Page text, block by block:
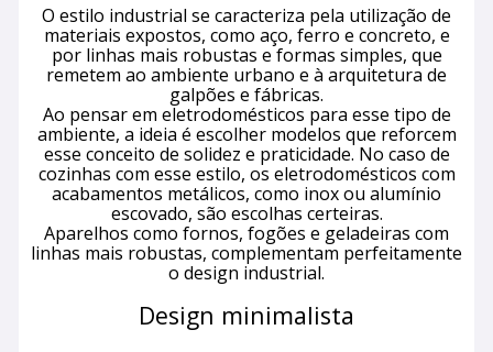
O estilo industrial se caracteriza pela utilização de
materiais expostos, como aço, ferro e concreto, e
por linhas mais robustas e formas simples, que
remetem ao ambiente urbano e à arquitetura de
galpões e fábricas.
Ao pensar em eletrodomésticos para esse tipo de
ambiente, a ideia é escolher modelos que reforcem
esse conceito de solidez e praticidade. No caso de
cozinhas com esse estilo, os eletrodomésticos com
acabamentos metálicos, como inox ou alumínio
escovado, são escolhas certeiras.
Aparelhos como fornos, fogões e geladeiras com
linhas mais robustas, complementam perfeitamente
o design industrial.
Design minimalista